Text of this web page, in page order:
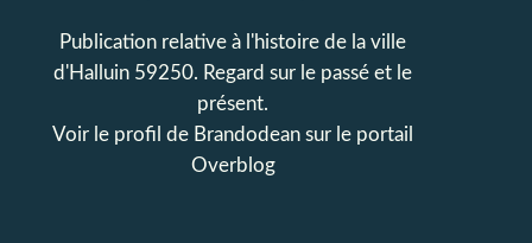
Publication relative à l'histoire de la ville
d'Halluin 59250. Regard sur le passé et le
présent.
Voir le profil de Brandodean sur le portail
Overblog